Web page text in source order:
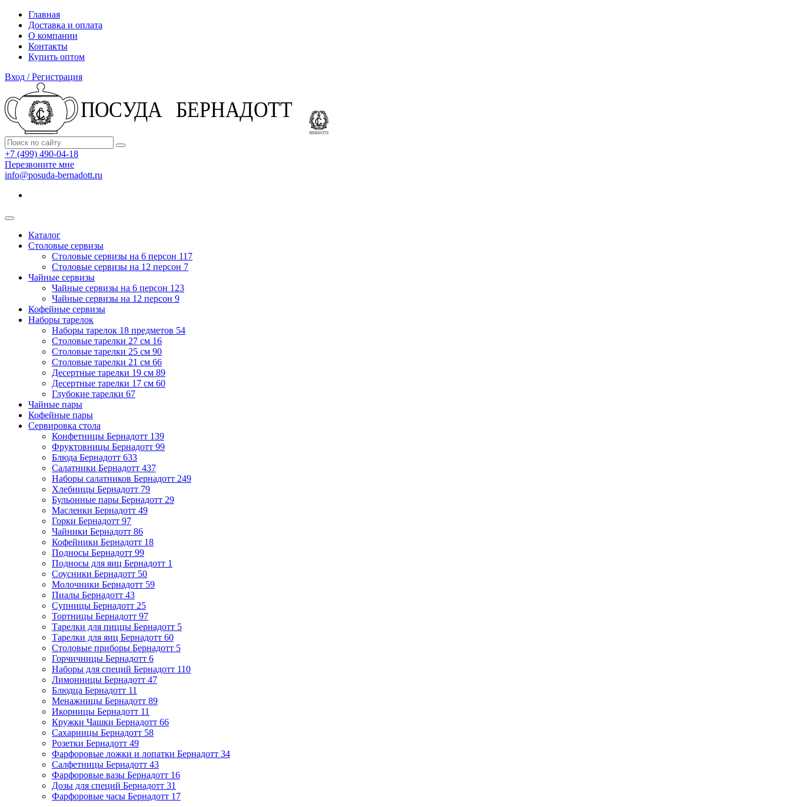
Главная
Доставка и оплата
О компании
Контакты
Купить оптом
Вход / Регистрация
+7 (499) 490-04-18
Перезвоните мне
info@posuda-bernadott.ru
Каталог
Столовые сервизы
Столовые сервизы на 6 персон 117
Столовые сервизы на 12 персон 7
Чайные сервизы
Чайные сервизы на 6 персон 123
Чайные сервизы на 12 персон 9
Кофейные сервизы
Наборы тарелок
Наборы тарелок 18 предметов 54
Столовые тарелки 27 см 16
Столовые тарелки 25 см 90
Столовые тарелки 21 см 66
Десертные тарелки 19 см 89
Десертные тарелки 17 см 60
Глубокие тарелки 67
Чайные пары
Кофейные пары
Сервировка стола
Конфетницы Бернадотт 139
Фруктовницы Бернадотт 99
Блюда Бернадотт 633
Салатники Бернадотт 437
Наборы салатников Бернадотт 249
Хлебницы Бернадотт 79
Бульонные пары Бернадотт 29
Масленки Бернадотт 49
Горки Бернадотт 97
Чайники Бернадотт 86
Кофейники Бернадотт 18
Подносы Бернадотт 99
Подносы для яиц Бернадотт 1
Соусники Бернадотт 50
Молочники Бернадотт 59
Пиалы Бернадотт 43
Супницы Бернадотт 25
Тортницы Бернадотт 97
Тарелки для пиццы Бернадотт 5
Тарелки для яиц Бернадотт 60
Столовые приборы Бернадотт 5
Горчичницы Бернадотт 6
Наборы для специй Бернадотт 110
Лимонницы Бернадотт 47
Блюдца Бернадотт 11
Менажницы Бернадотт 89
Икорницы Бернадотт 11
Кружки Чашки Бернадотт 66
Сахарницы Бернадотт 58
Розетки Бернадотт 49
Фарфоровые ложки и лопатки Бернадотт 34
Салфетницы Бернадотт 43
Фарфоровые вазы Бернадотт 16
Дозы для специй Бернадотт 31
Фарфоровые часы Бернадотт 17